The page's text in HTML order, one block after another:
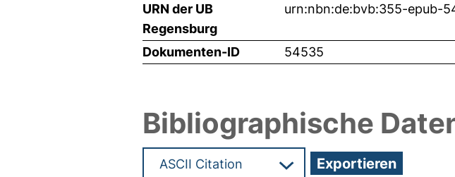
URN der UB
Regensburg
urn:nbn:de:bvb:355-epub-
Dokumenten-ID 54535
Bibliographische